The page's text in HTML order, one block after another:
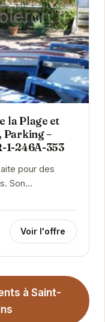
la Plage et
Parking –
1-246A-353
pour des
Son
la plage et de la
Voir l'offre
à Saint-